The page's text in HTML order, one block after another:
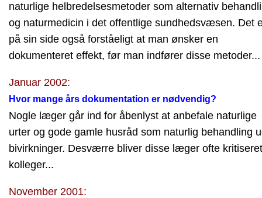
naturlige helbredelsesmetoder som alternativ
og naturmedicin i det offentlige sundhedsvæsen. Det
på sin side også forståeligt at man ønsker en
dokumenteret effekt, før man indfører disse metoder...
Januar 2002:
Hvor mange års dokumentation er nødvendig?
Nogle læger går ind for åbenlyst at anbefale naturlige
urter og gode gamle husråd som naturlig behandling
bivirkninger. Desværre bliver disse læger ofte
kolleger...
November 2001: